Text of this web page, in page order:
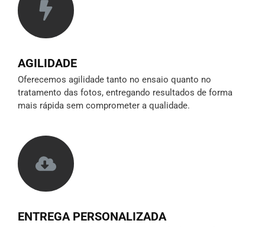
AGILIDADE
Oferecemos agilidade tanto no ensaio quanto no
tratamento das fotos, entregando resultados de forma
mais rápida sem comprometer a qualidade.
ENTREGA PERSONALIZADA